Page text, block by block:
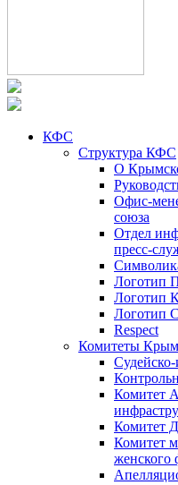
КФС
Структура КФС
О
Офис-
союза
Отдел
пресс-
Логотип
Логотип
Логотип
Respect
Комитеты
Комитет
Комитет
Комитет
женского